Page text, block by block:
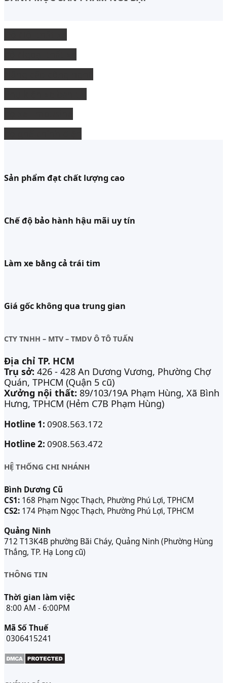
Sản phẩm đạt chất lượng cao
Chế độ bảo hành hậu mãi uy tín
Làm xe bằng cả trái tim
Giá gốc không qua trung gian
CTY TNHH – MTV – TMDV Ô TÔ TUẤN
Địa chỉ TP. HCM
Trụ sở: 426 - 428 An Dương Vương, Phường Chợ
Quán, TPHCM (Quận 5 cũ)
Xưởng nội thất: 89/103/19A Phạm Hùng, Xã Bình
Hưng, TPHCM (Hẻm C7B Phạm Hùng)
Hotline 1: 0908.563.172
Hotline 2: 0908.563.472
HỆ THỐNG CHI NHÁNH
Bình Dương Cũ
CS1: 168 Phạm Ngọc Thạch, Phường Phú Lợi, TPHCM
CS2: 174 Phạm Ngọc Thạch, Phường Phú Lợi, TPHCM
Quảng Ninh
712 T13K4B phường Bãi Cháy, Quảng Ninh (Phường Hùng
Thắng, TP. Hạ Long cũ)
THÔNG TIN
Thời gian làm việc
8:00 AM - 6:00PM
Mã Số Thuế
0306415241